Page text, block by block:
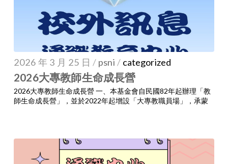
2026 年 3 月 25 日 / psni / categorized
2026大專教師生命成長營
2026大專教師生命成長營 一、本基金會自民國82年起辦理「教
師生命成長營」，並於2022年起增設「大專教職員場」，承蒙